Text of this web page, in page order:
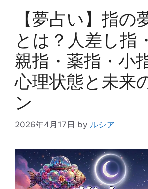
【夢占い】指の
とは？人差し指
親指・薬指・小
心理状態と未来
ン
2026年4月17日 by ルシア